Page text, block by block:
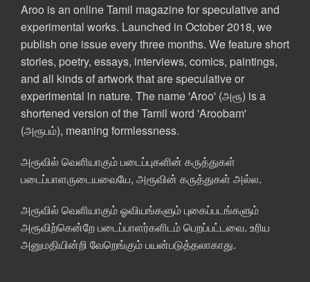
Aroo is an online Tamil magazine for speculative and
experimental works. Launched in October 2018, we
publish one issue every three months. We feature short
stories, poetry, essays, interviews, comics, paintings,
and all kinds of artwork that are speculative or
experimental in nature. The name 'Aroo' (அரூ) is a
shortened version of the Tamil word 'Aroobam'
(அரூபம்), meaning formlessness.
அரூவில் வெளியாகும் படைப்புகளின் கருத்துகள்
படைப்பாளருடையவையே, அரூவின் கருத்துகள் அல்ல.
அரூவில் வெளியாகும் ஓவியங்களும் புகைப்படங்களும்
அரூவிற்கென்றே படைப்பாளர்களிடம் பெறப்பட்டவை. உரிய
அனுமதியின்றி வேறெங்கும் பயன்படுத்தலாகாது.